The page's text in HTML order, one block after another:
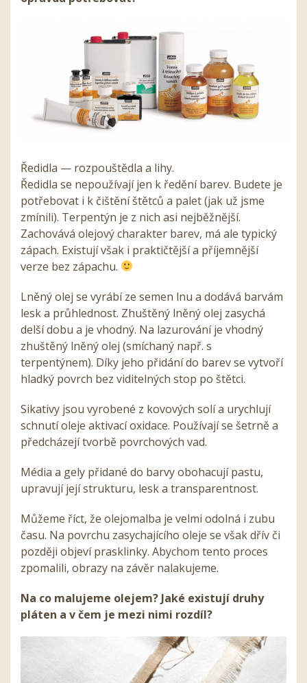
Ředidla — rozpouštědla a lihy.
Ředidla se nepoužívají jen k ředění barev. Budete je
potřebovat i k čištění štětců a palet (jak už jsme
zmínili). Terpentýn je z nich asi nejběžnější.
Zachovává olejový charakter barev, má ale typický
zápach. Existují však i praktičtější a příjemnější
verze bez zápachu.
Lněný olej se vyrábí ze semen lnu a dodává barvám
lesk a průhlednost. Zhuštěný lněný olej zasychá
delší dobu a je vhodný. Na lazurování je vhodný
zhuštěný lněný olej (smíchaný např. s
terpentýnem). Díky jeho přidání do barev se vytvoří
hladký povrch bez viditelných stop po štětci.
Sikativy jsou vyrobené z kovových solí a urychlují
schnutí oleje aktivací oxidace. Používají se šetrně a
předcházejí tvorbě povrchových vad.
Média a gely přidané do barvy obohacují pastu,
upravují její strukturu, lesk a transparentnost.
Můžeme říct, že olejomalba je velmi odolná i zubu
času. Na povrchu zasychajícího oleje se však dřív či
později objeví prasklinky. Abychom tento proces
zpomalili, obrazy na závěr nalakujeme.
Na co malujeme olejem? Jaké existují druhy
pláten a v čem je mezi nimi rozdíl?